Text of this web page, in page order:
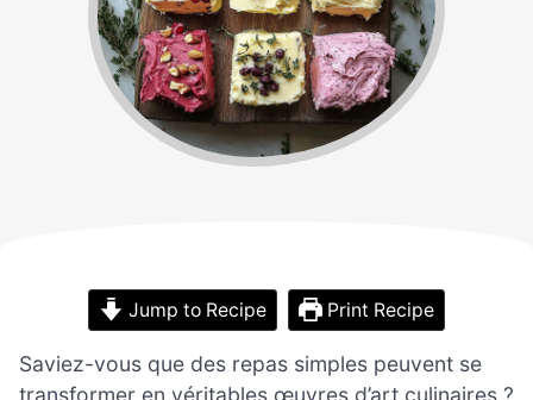
Jump to Recipe Print Recipe
Saviez-vous que des repas simples peuvent se
transformer en véritables œuvres d’art culinaires ?